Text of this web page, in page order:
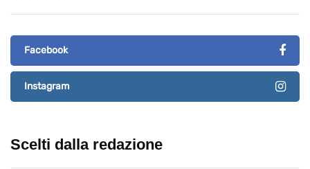
Facebook
Instagram
Scelti dalla redazione